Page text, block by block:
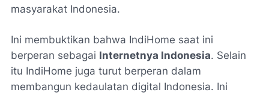
masyarakat Indonesia.
Ini membuktikan bahwa IndiHome saat ini
berperan sebagai Internetnya Indonesia. Selain
itu IndiHome juga turut berperan dalam
membangun kedaulatan digital Indonesia. Ini